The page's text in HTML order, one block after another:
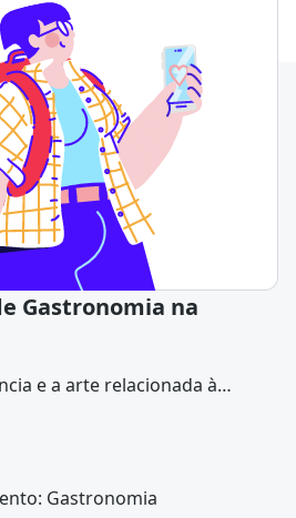
Gastronomia na
e a arte relacionada à
experiências sensoriais
Gastronomia